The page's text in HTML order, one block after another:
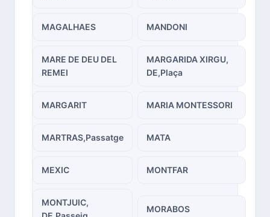
MAGALHAES MANDONI
MARE DE DEU DEL
REMEI
MARGARIDA XIRGU,
DE,Plaça
MARGARIT MARIA MONTESSORI
MARTRAS,Passatge MATA
MEXIC MONTFAR
MONTJUIC,
MORABOS